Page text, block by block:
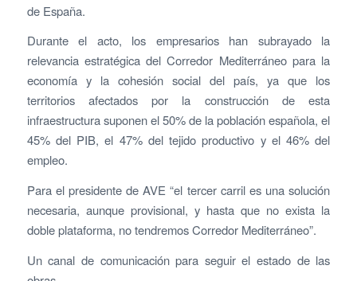
de España.
Durante el acto, los empresarios han subrayado la
relevancia estratégica del Corredor Mediterráneo para la
economía y la cohesión social del país, ya que los
territorios afectados por la construcción de esta
infraestructura suponen el 50% de la población española, el
45% del PIB, el 47% del tejido productivo y el 46% del
empleo.
Para el presidente de AVE “el tercer carril es una solución
necesaria, aunque provisional, y hasta que no exista la
doble plataforma, no tendremos Corredor Mediterráneo”.
Un canal de comunicación para seguir el estado de las